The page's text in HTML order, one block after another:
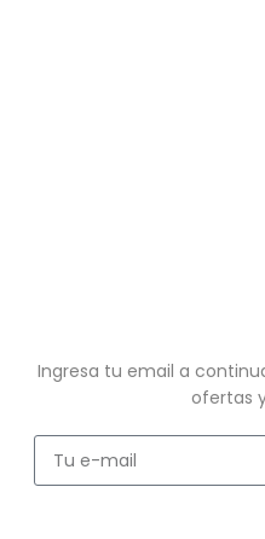
Ingresa tu email a
ofertas